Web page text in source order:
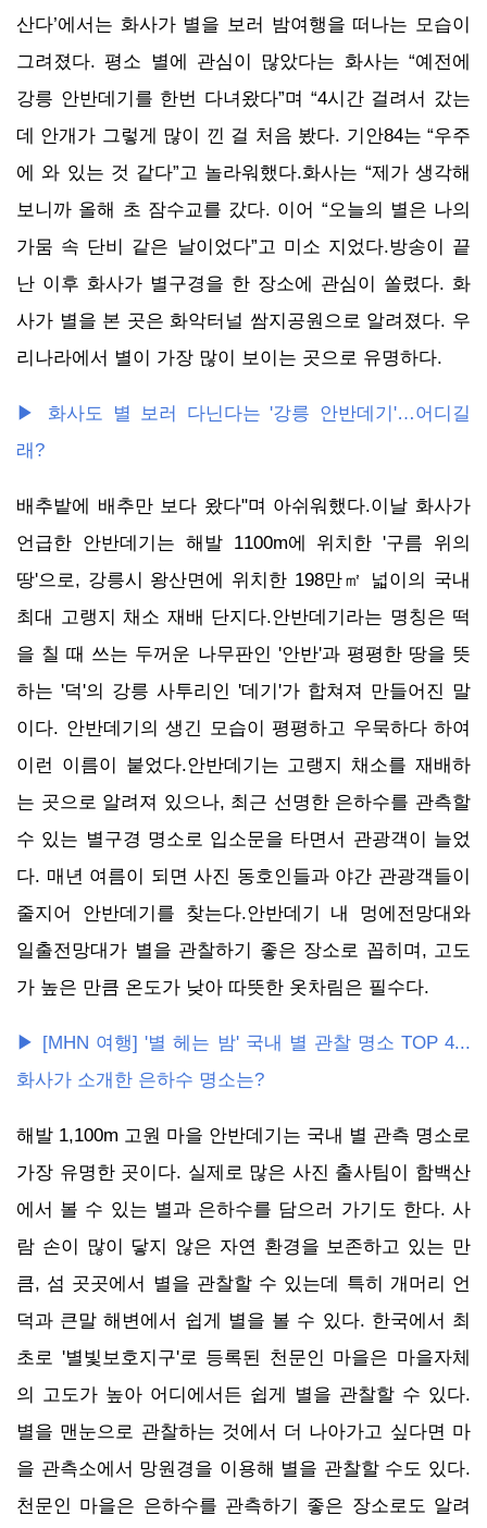
산다’에서는 화사가 별을 보러 밤여행을 떠나는 모습이
그려졌다. 평소 별에 관심이 많았다는 화사는 “예전에
강릉 안반데기를 한번 다녀왔다”며 “4시간 걸려서 갔는
데 안개가 그렇게 많이 낀 걸 처음 봤다. 기안84는 “우주
에 와 있는 것 같다”고 놀라워했다.화사는 “제가 생각해
보니까 올해 초 잠수교를 갔다. 이어 “오늘의 별은 나의
가뭄 속 단비 같은 날이었다”고 미소 지었다.방송이 끝
난 이후 화사가 별구경을 한 장소에 관심이 쏠렸다. 화
사가 별을 본 곳은 화악터널 쌈지공원으로 알려졌다. 우
리나라에서 별이 가장 많이 보이는 곳으로 유명하다.
▶ 화사도 별 보러 다닌다는 '강릉 안반데기'…어디길
래?
배추밭에 배추만 보다 왔다"며 아쉬워했다.이날 화사가
언급한 안반데기는 해발 1100m에 위치한 '구름 위의
땅'으로, 강릉시 왕산면에 위치한 198만㎡ 넓이의 국내
최대 고랭지 채소 재배 단지다.안반데기라는 명칭은 떡
을 칠 때 쓰는 두꺼운 나무판인 '안반'과 평평한 땅을 뜻
하는 '덕'의 강릉 사투리인 '데기'가 합쳐져 만들어진 말
이다. 안반데기의 생긴 모습이 평평하고 우묵하다 하여
이런 이름이 붙었다.안반데기는 고랭지 채소를 재배하
는 곳으로 알려져 있으나, 최근 선명한 은하수를 관측할
수 있는 별구경 명소로 입소문을 타면서 관광객이 늘었
다. 매년 여름이 되면 사진 동호인들과 야간 관광객들이
줄지어 안반데기를 찾는다.안반데기 내 멍에전망대와
일출전망대가 별을 관찰하기 좋은 장소로 꼽히며, 고도
가 높은 만큼 온도가 낮아 따뜻한 옷차림은 필수다.
▶ [MHN 여행] '별 헤는 밤' 국내 별 관찰 명소 TOP 4...
화사가 소개한 은하수 명소는?
해발 1,100m 고원 마을 안반데기는 국내 별 관측 명소로
가장 유명한 곳이다. 실제로 많은 사진 출사팀이 함백산
에서 볼 수 있는 별과 은하수를 담으러 가기도 한다. 사
람 손이 많이 닿지 않은 자연 환경을 보존하고 있는 만
큼, 섬 곳곳에서 별을 관찰할 수 있는데 특히 개머리 언
덕과 큰말 해변에서 쉽게 별을 볼 수 있다. 한국에서 최
초로 '별빛보호지구'로 등록된 천문인 마을은 마을자체
의 고도가 높아 어디에서든 쉽게 별을 관찰할 수 있다.
별을 맨눈으로 관찰하는 것에서 더 나아가고 싶다면 마
을 관측소에서 망원경을 이용해 별을 관찰할 수도 있다.
천문인 마을은 은하수를 관측하기 좋은 장소로도 알려